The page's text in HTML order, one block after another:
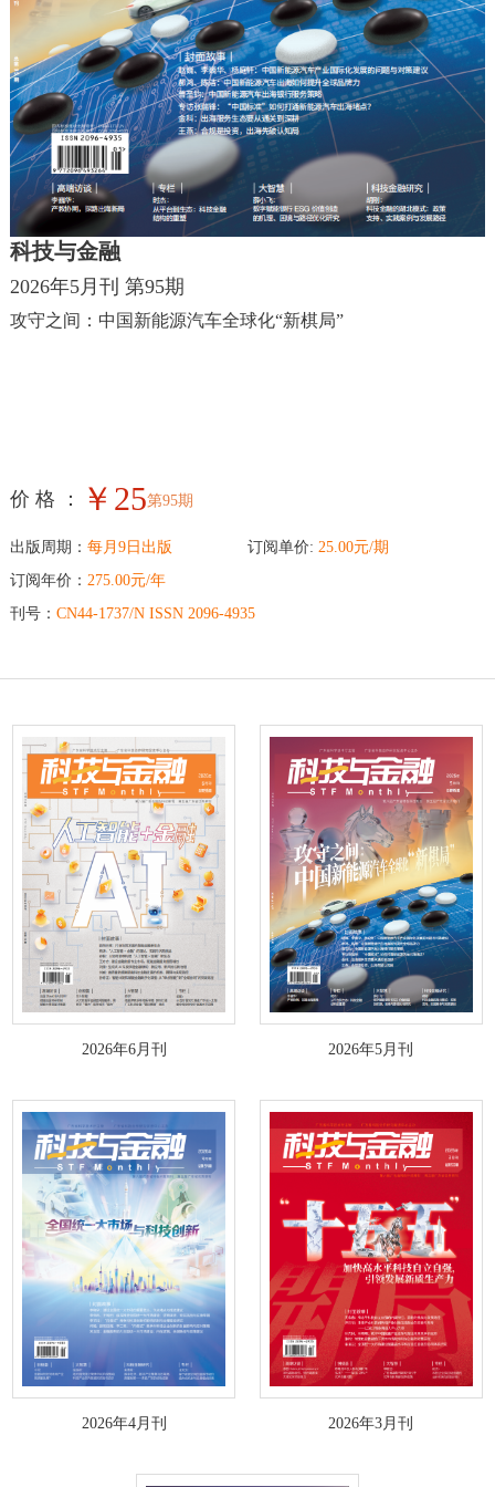
科技与金融
2026年5月刊 第95期
攻守之间：中国新能源汽车全球化“新棋局”
价 格 ： ￥25第95期
出版周期： 每月9日出版 订阅单价: 25.00元/期
订阅年价： 275.00元/年
刊号： CN44-1737/N ISSN 2096-4935
2026年6月刊 2026年5月刊
2026年4月刊 2026年3月刊